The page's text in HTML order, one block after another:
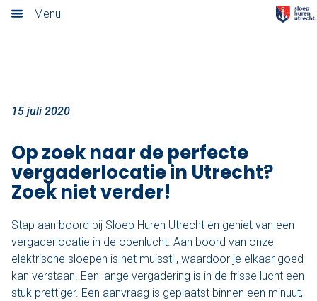
Menu
Tarieven
Rondvaart met schipper
Opstaplocaties
Cateringmenu
Arrangementen
Vergaderen in Utrecht
15 juli 2020
Op zoek naar de perfecte
vergaderlocatie in Utrecht?
Zoek niet verder!
Stap aan boord bij Sloep Huren Utrecht en geniet van een
vergaderlocatie in de openlucht. Aan boord van onze
elektrische sloepen is het muisstil, waardoor je elkaar goed
kan verstaan. Een lange vergadering is in de frisse lucht een
stuk prettiger. Een aanvraag is geplaatst binnen een minuut,